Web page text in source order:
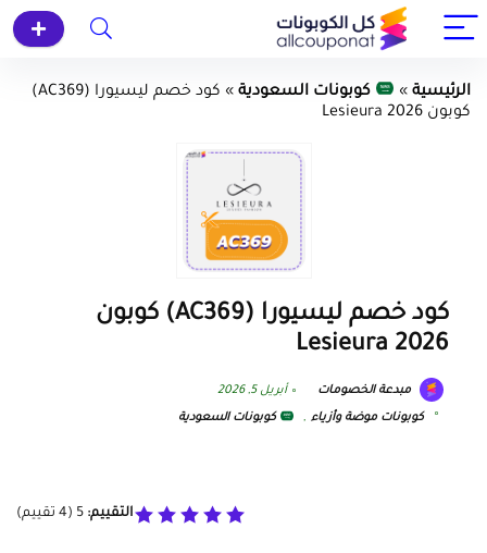
الرئيسية » كوبونات السعودية »
كود خصم ليسيورا (AC369)
كوبون Lesieura 2026
كود خصم ليسيورا (AC369) كوبون
Lesieura 2026
مبدعة الخصومات أبريل 5, 2026
كوبونات موضة وأزياء , كوبونات السعودية
التقييم: 5
(
4 تقييم)